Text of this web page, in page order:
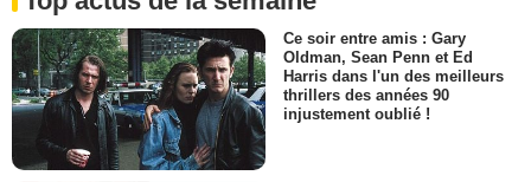
Ce soir entre amis : Gary
Oldman, Sean Penn et Ed
Harris dans l'un des meilleurs
thrillers des années 90
injustement oublié !